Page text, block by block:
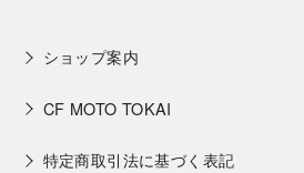
ショップ案内
CF MOTO TOKAI
特定商取引法に基づく表記